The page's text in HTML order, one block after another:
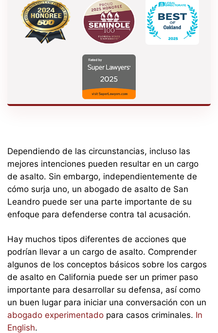
Dependiendo de las circunstancias, incluso las
mejores intenciones pueden resultar en un cargo
de asalto. Sin embargo, independientemente de
cómo surja uno, un abogado de asalto de San
Leandro puede ser una parte importante de su
enfoque para defenderse contra tal acusación.
Hay muchos tipos diferentes de acciones que
podrían llevar a un cargo de asalto. Comprender
algunos de los conceptos básicos sobre los cargos
de asalto en California puede ser un primer paso
importante para desarrollar su defensa, así como
un buen lugar para iniciar una conversación con un
abogado experimentado para casos criminales. In
English.